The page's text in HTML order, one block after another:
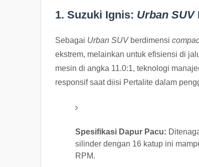
1. Suzuki Ignis: Urban SUV
Sebagai Urban SUVberdimensi
ekstrem, melainkan untuk efisiensi di
mesin di angka 11.0:1, teknologi
responsif saat diisi Pertalite dalam
Spesifikasi Dapur Pacu:
silinder dengan 16 katup ini
RPM.